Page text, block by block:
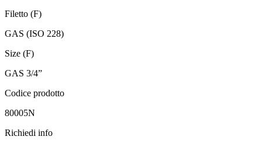
Filetto (F)
GAS (ISO 228)
Size (F)
GAS 3/4”
Codice prodotto
80005N
Richiedi info